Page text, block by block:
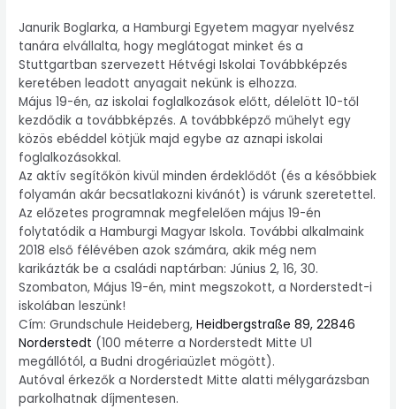
JanurikBoglarka, a Hamburgi Egyetem magyar nyelvész
tanára elvállalta, hogy meglátogat minket és a
Stuttgartban szervezett Hétvégi Iskolai Továbbképzés
keretében leadott anyagait nekünk is elhozza.
Május 19-én, az iskolai foglalkozások előtt, délelött 10-től
kezdődik a továbbképzés. A továbbképző műhelyt egy
közös ebéddel kötjük majd egybe az aznapi iskolai
foglalkozásokkal.
Az aktív segítőkön kivül minden érdeklődőt (és a későbbiek
folyamán akár becsatlakozni kivánót) is várunk szeretettel.
Az előzetes programnak megfelelően május 19-én
folytatódik a Hamburgi Magyar Iskola. További alkalmaink
2018 első félévében azok számára, akik még nem
karikázták be a családi naptárban: Június 2, 16, 30.
Szombaton, Május 19-én, mint megszokott, a Norderstedt-i
iskolában leszünk!
Cím: Grundschule Heideberg,Heidbergstraße 89, 22846
Norderstedt (100 méterre a Norderstedt Mitte U1
megállótól, a Budni drogériaüzlet mögött).
Autóval érkezők a Norderstedt Mitte alatti mélygarázsban
parkolhatnak díjmentesen.